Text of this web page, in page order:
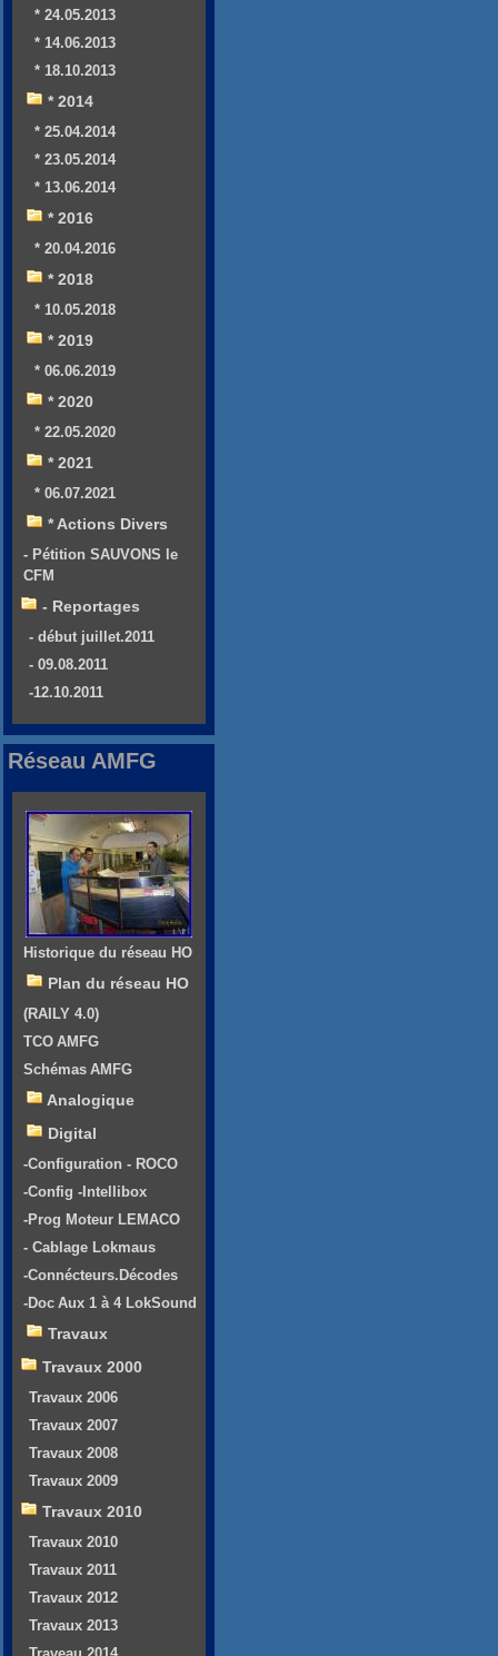
* 24.05.2013
* 14.06.2013
* 18.10.2013
* 2014
* 25.04.2014
* 23.05.2014
* 13.06.2014
* 2016
* 20.04.2016
* 2018
* 10.05.2018
* 2019
* 06.06.2019
* 2020
* 22.05.2020
* 2021
* 06.07.2021
* Actions Divers
- Pétition SAUVONS le
CFM
- Reportages
- début juillet.2011
- 09.08.2011
-12.10.2011
Réseau AMFG
Historique du réseau HO
Plan du réseau HO
(RAILY 4.0)
TCO AMFG
Schémas AMFG
Analogique
Digital
-Configuration - ROCO
-Config -Intellibox
-Prog Moteur LEMACO
- Cablage Lokmaus
-Connécteurs.Décodes
-Doc Aux 1 à 4 LokSound
Travaux
Travaux 2000
Travaux 2006
Travaux 2007
Travaux 2008
Travaux 2009
Travaux 2010
Travaux 2010
Travaux 2011
Travaux 2012
Travaux 2013